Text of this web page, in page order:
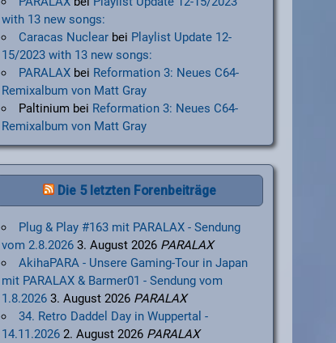
with 13 new songs:
Caracas Nuclear bei Playlist Update 12-
15/2023 with 13 new songs:
PARALAX bei Reformation 3: Neues C64-
Remixalbum von Matt Gray
Paltinium bei Reformation 3: Neues C64-
Remixalbum von Matt Gray
Die 5 letzten Forenbeiträge
Plug & Play #163 mit PARALAX - Sendung
vom 2.8.2026 3. August 2026 PARALAX
AkihaPARA - Unsere Gaming-Tour in Japan
mit PARALAX & Barmer01 - Sendung vom
1.8.2026 3. August 2026 PARALAX
34. Retro Daddel Day in Wuppertal -
14.11.2026 2. August 2026 PARALAX